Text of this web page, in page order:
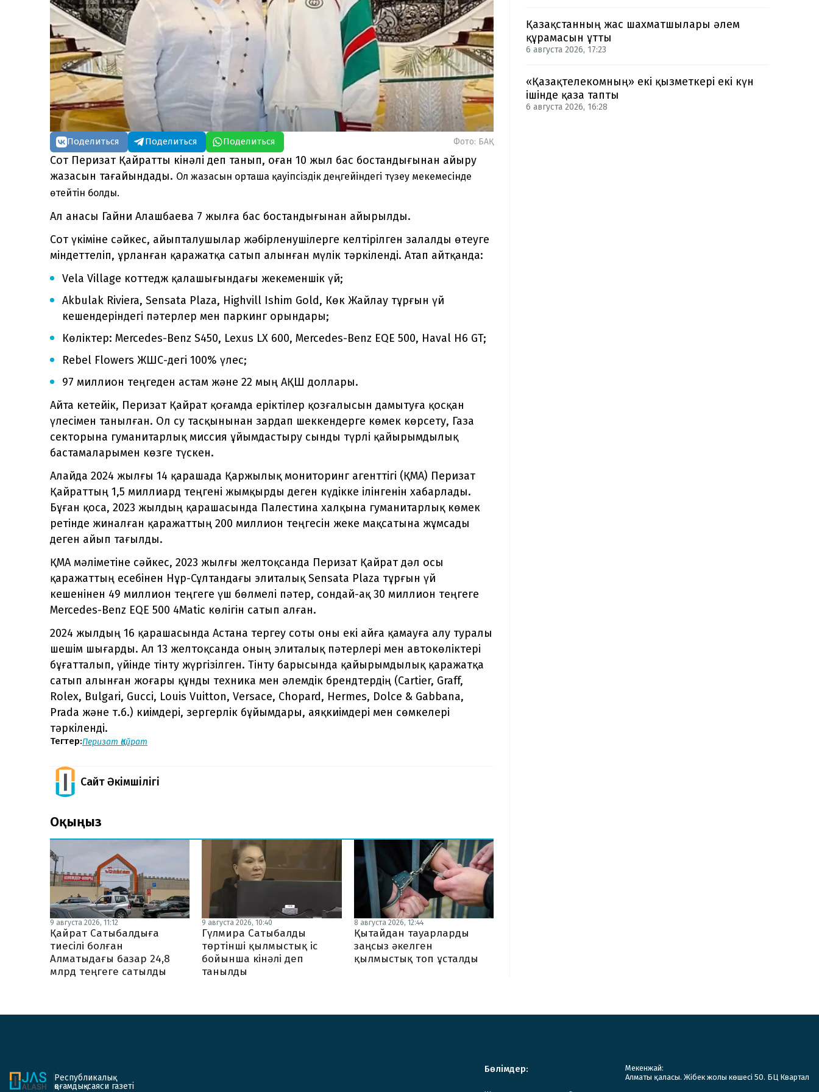
Поделиться Поделиться Поделиться Фото: БАҚ
Сот Перизат Қайратты кінәлі деп танып, оған 10 жыл бас бостандығынан айыру
жазасын тағайындады. Ол жазасын орташа қауіпсіздік деңгейіндегі түзеу мекемесінде
өтейтін болды.
Ал анасы Гайни Алашбаева 7 жылға бас бостандығынан айырылды.
Сот үкіміне сәйкес, айыпталушылар жәбірленушілерге келтірілген залалды өтеуге
міндеттеліп, ұрланған қаражатқа сатып алынған мүлік тәркіленді. Атап айтқанда:
Vela Village коттедж қалашығындағы жекеменшік үй;
Akbulak Riviera, Sensata Plaza, Highvill Ishim Gold, Көк Жайлау тұрғын үй
кешендеріндегі пәтерлер мен паркинг орындары;
Көліктер: Mercedes-Benz S450, Lexus LX 600, Mercedes-Benz EQE 500, Haval H6 GT;
Rebel Flowers ЖШС-дегі 100% үлес;
97 миллион теңгеден астам және 22 мың АҚШ доллары.
Айта кетейік, Перизат Қайрат қоғамда еріктілер қозғалысын дамытуға қосқан
үлесімен танылған. Ол су тасқынынан зардап шеккендерге көмек көрсету, Газа
секторына гуманитарлық миссия ұйымдастыру сынды түрлі қайырымдылық
бастамаларымен көзге түскен.
Алайда 2024 жылғы 14 қарашада Қаржылық мониторинг агенттігі (ҚМА) Перизат
Қайраттың 1,5 миллиард теңгені жымқырды деген күдікке ілінгенін хабарлады.
Бұған қоса, 2023 жылдың қарашасында Палестина халқына гуманитарлық көмек
ретінде жиналған қаражаттың 200 миллион теңгесін жеке мақсатына жұмсады
деген айып тағылды.
ҚМА мәліметіне сәйкес, 2023 жылғы желтоқсанда Перизат Қайрат дәл осы
қаражаттың есебінен Нұр-Сұлтандағы элиталық Sensata Plaza тұрғын үй
кешенінен 49 миллион теңгеге үш бөлмелі пәтер, сондай-ақ 30 миллион теңгеге
Mercedes-Benz EQE 500 4Matic көлігін сатып алған.
2024 жылдың 16 қарашасында Астана тергеу соты оны екі айға қамауға алу туралы
шешім шығарды. Ал 13 желтоқсанда оның элиталық пәтерлері мен автокөліктері
бұғатталып, үйінде тінту жүргізілген. Тінту барысында қайырымдылық қаражатқа
сатып алынған жоғары құнды техника мен әлемдік брендтердің (Cartier, Graff,
Rolex, Bulgari, Gucci, Louis Vuitton, Versace, Chopard, Hermes, Dolce & Gabbana,
Prada және т.б.) киімдері, зергерлік бұйымдары, аяқкиімдері мен сөмкелері
тәркіленді.
Тегтер:Перизат Қайрат
Сайт Әкімшілігі
Оқыңыз
9 августа 2026, 11:12
Қайрат Сатыбалдыға
тиесілі болған
Алматыдағы базар 24,8
млрд теңгеге сатылды
9 августа 2026, 10:40
Гүлмира Сатыбалды
төртінші қылмыстық іс
бойынша кінәлі деп
танылды
8 августа 2026, 12:44
Қытайдан тауарларды
заңсыз әкелген
қылмыстық топ ұсталды
Қазақстанның жас шахматшылары әлем
құрамасын ұтты
6 августа 2026, 17:23
«Қазақтелекомның» екі қызметкері екі күн
ішінде қаза тапты
6 августа 2026, 16:28
Республикалық
қоғамдық-саяси газеті
Бөлімдер:
Мекенжай:
Алматы қаласы. Жібек жолы көшесі 50. БЦ Квартал